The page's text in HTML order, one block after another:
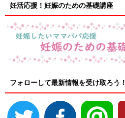
妊活応援！妊娠のための基礎講座
フォローして最新情報を受け取ろう！